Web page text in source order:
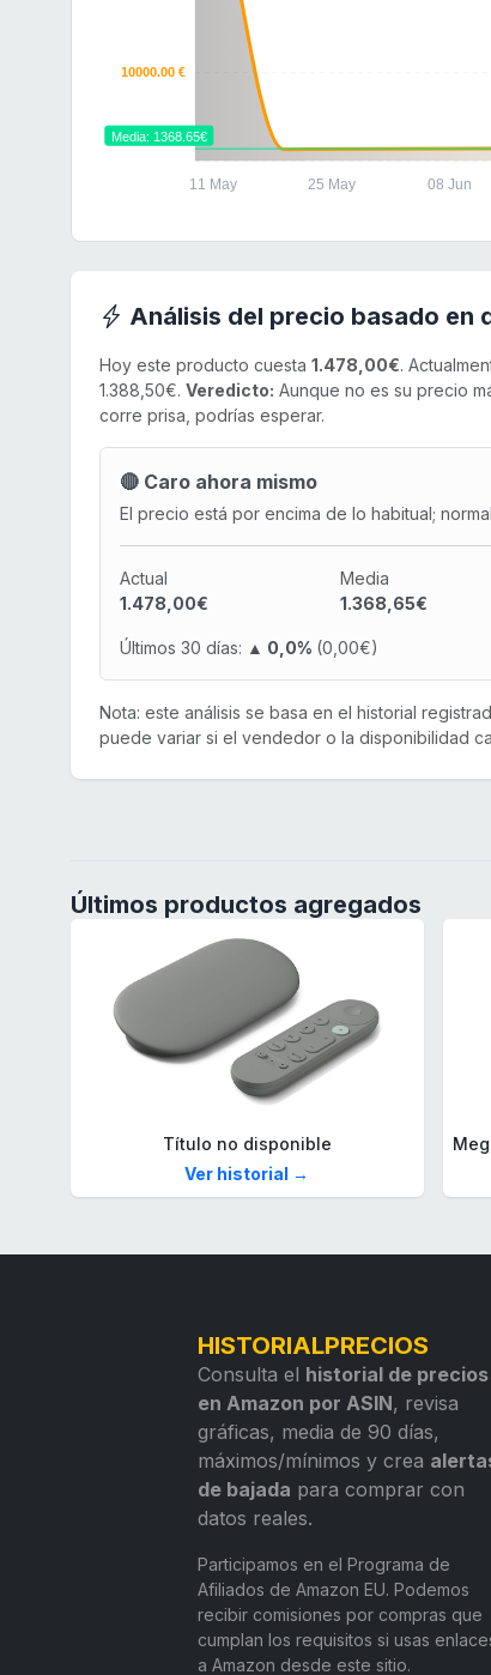
10000.00 €
11 May 25 May 08 Jun
Media: 1368.65€
Análisis del precio basado en
Hoy este producto cuesta 1.478,00€.
1.388,50€. Veredicto: Aunque no es su precio
corre prisa, podrías esperar.
🔴 Caro ahora mismo
El precio está por encima de lo habitual;
Actual
1.478,00€
Media
1.368,65€
Últimos 30 días: ▲ 0,0% (0,00€)
Nota: este análisis se basa en el historial
puede variar si el vendedor o la disponibilidad
Últimos productos agregados
Título no disponible
Ver historial →
HISTORIALPRECIOS
Consulta el historial de precios
en Amazon por ASIN, revisa
gráficas, media de 90 días,
máximos/mínimos y crea
de bajada para comprar con
datos reales.
Participamos en el Programa de
Afiliados de Amazon EU. Podemos
recibir comisiones por compras que
cumplan los requisitos si usas
a Amazon desde este sitio.